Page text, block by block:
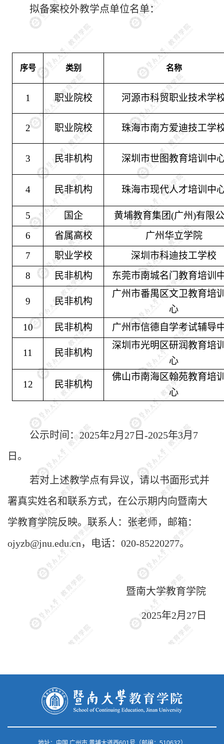
拟备案校外教学点单位名单：
序号 类别 名称
1 职业院校 河源市科贸职业技术学
2 职业院校 珠海市南方爱迪技工学
3 民非机构 深圳市世图教育培训中
4 民非机构 珠海市现代人才培训中
5 国企 黄埔教育集团(广州)有限
6
省属高校
广州华立学院
7
职业学校
深圳市科迪技工学校
8
民非机构 东莞市南城名门教育培训
9 民非机构
广州市番禺区文卫教育培
心
10 民非机构 广州市信德自学考试辅导
11 民非机构
深圳市光明区研润教育培
心
1 2 民非机构
佛山市南海区翰苑教育培
心
公示时间：2025年2月 27 日 -2025年3月 7
日。
若对 上述教学点有异议，请以书面形式并
署真实姓名和联系方式，在公示期内向暨南大
学教育学院反映。联系人： 张老师，邮箱：
ojyzb@jnu.edu.cn，电话： 020-85220277。
暨南大学教育学院
2025年2月 27 日